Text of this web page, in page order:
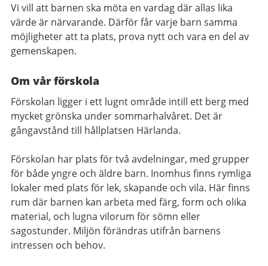
Vi vill att barnen ska möta en vardag där allas lika
värde är närvarande. Därför får varje barn samma
möjligheter att ta plats, prova nytt och vara en del av
gemenskapen.
Om vår förskola
Förskolan ligger i ett lugnt område intill ett berg med
mycket grönska under sommarhalvåret. Det är
gångavstånd till hållplatsen Härlanda.
Förskolan har plats för två avdelningar, med grupper
för både yngre och äldre barn. Inomhus finns rymliga
lokaler med plats för lek, skapande och vila. Här finns
rum där barnen kan arbeta med färg, form och olika
material, och lugna vilorum för sömn eller
sagostunder. Miljön förändras utifrån barnens
intressen och behov.